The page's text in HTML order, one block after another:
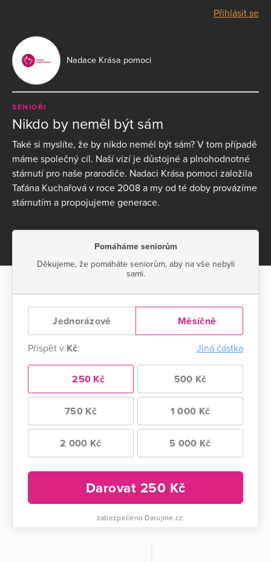
Přihlásit se
Nadace Krása pomoci
SENIOŘI
Nikdo by neměl být sám
Také si myslíte, že by nikdo neměl být sám? V tom případě
máme společný cíl. Naší vizí je důstojné a plnohodnotné
stárnutí pro naše prarodiče. Nadaci Krása pomoci založila
Taťána Kuchařová v roce 2008 a my od té doby provázíme
stárnutím a propojujeme generace.
Pomáháme seniorům
Děkujeme, že pomáháte seniorům, aby na vše nebyli
sami.
Jednorázově Měsíčně
Přispět v Kč: Jiná částka
250 Kč 500 Kč
750 Kč 1 000 Kč
2 000 Kč 5 000 Kč
Darovat 250 Kč
zabezpečeno Darujme.cz